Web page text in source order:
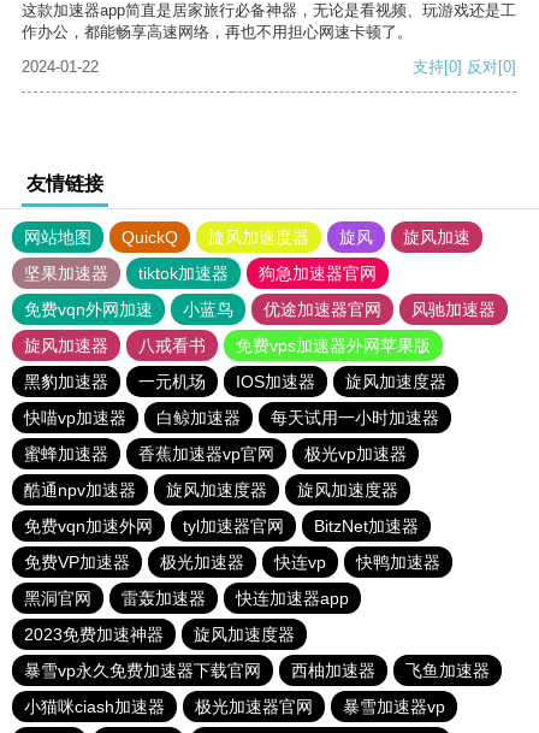
这款加速器app简直是居家旅行必备神器，无论是看视频、玩游戏还是工
作办公，都能畅享高速网络，再也不用担心网速卡顿了。
2024-01-22
支持[0] 反对[0]
友情链接
网站地图 QuickQ 旋风加速度器 旋风
旋风加速
坚果加速器
tiktok加速器
狗急加速器官网
免费vqn外网加速
小蓝鸟 优途加速器官网
风驰加速器
旋风加速器
八戒看书
免费vps加速器外网苹果版
黑豹加速器
一元机场 IOS加速器
旋风加速度器
快喵vp加速器
白鲸加速器
每天试用一小时加速器
蜜蜂加速器
香蕉加速器vp官网
极光vp加速器
酷通npv加速器
旋风加速度器
旋风加速度器
免费vqn加速外网
tyl加速器官网
BitzNet加速器
免费VP加速器
极光加速器 快连vp
快鸭加速器
黑洞官网
雷轰加速器
快连加速器app
2023免费加速神器
旋风加速度器
暴雪vp永久免费加速器下载官网
西柚加速器
飞鱼加速器
小猫咪ciash加速器
极光加速器官网 暴雪加速器vp